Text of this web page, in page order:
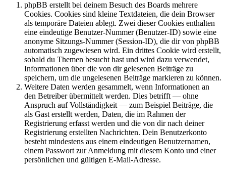
phpBB erstellt bei deinem Besuch des Boards mehrere
Cookies. Cookies sind kleine Textdateien, die dein Browser
als temporäre Dateien ablegt. Zwei dieser Cookies enthalten
eine eindeutige Benutzer-Nummer (Benutzer-ID) sowie eine
anonyme Sitzungs-Nummer (Session-ID), die dir von phpBB
automatisch zugewiesen wird. Ein drittes Cookie wird erstellt,
sobald du Themen besucht hast und wird dazu verwendet,
Informationen über die von dir gelesenen Beiträge zu
speichern, um die ungelesenen Beiträge markieren zu können.
Weitere Daten werden gesammelt, wenn Informationen an
den Betreiber übermittelt werden. Dies betrifft — ohne
Anspruch auf Vollständigkeit — zum Beispiel Beiträge, die
als Gast erstellt werden, Daten, die im Rahmen der
Registrierung erfasst werden und die von dir nach deiner
Registrierung erstellten Nachrichten. Dein Benutzerkonto
besteht mindestens aus einem eindeutigen Benutzernamen,
einem Passwort zur Anmeldung mit diesem Konto und einer
persönlichen und gültigen E-Mail-Adresse.